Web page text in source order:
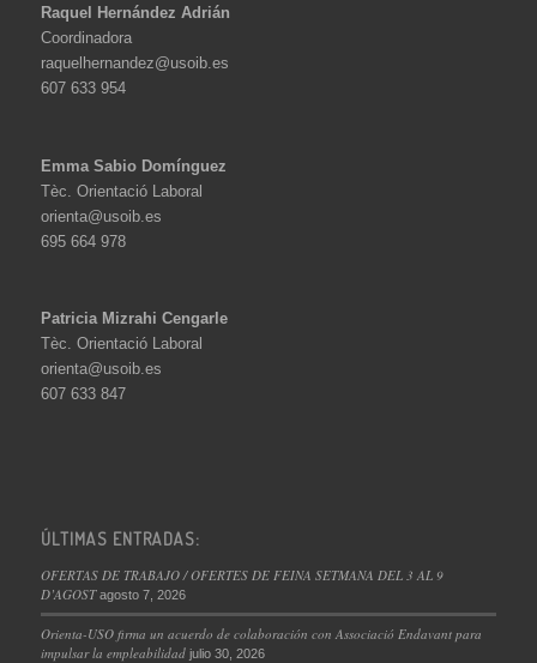
Raquel Hernández Adrián
Coordinadora
raquelhernandez@usoib.es
607 633 954
Emma Sabio Domínguez
Tèc. Orientació Laboral
orienta@usoib.es
695 664 978
Patricia Mizrahi Cengarle
Tèc. Orientació Laboral
orienta@usoib.es
607 633 847
ÚLTIMAS ENTRADAS:
OFERTAS DE TRABAJO / OFERTES DE FEINA SETMANA DEL 3 AL 9
D’AGOST agosto 7, 2026
Orienta-USO firma un acuerdo de colaboración con Associació Endavant para
impulsar la empleabilidad julio 30, 2026